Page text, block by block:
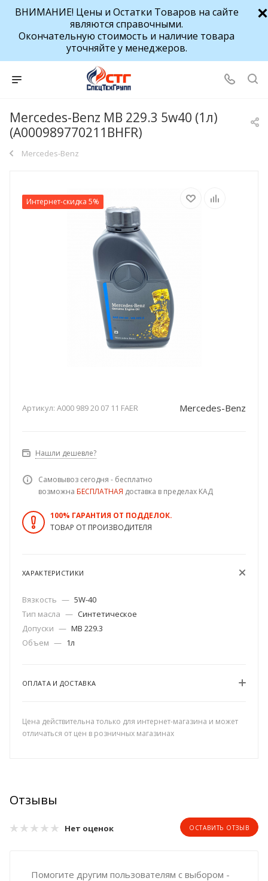
ВНИМАНИЕ! Цены и Остатки Товаров на сайте
являются справочными.
Окончательную стоимость и наличие товара
уточняйте у менеджеров.
Mercedes-Benz MB 229.3 5w40 (1л)
(A000989770211BHFR)
Mercedes-Benz
Интернет-скидка 5%
Артикул: A000 989 20 07 11 FAER Mercedes-Benz
Нашли дешевле?
Самовывоз сегодня - бесплатно
возможна БЕСПЛАТНАЯ доставка в пределах КАД
100% ГАРАНТИЯ ОТ ПОДДЕЛОК.
ТОВАР ОТ ПРОИЗВОДИТЕЛЯ
ХАРАКТЕРИСТИКИ
Вязкость — 5W-40
Тип масла — Синтетическое
Допуски — MB 229.3
Объем — 1л
ОПЛАТА И ДОСТАВКА
Цена действительна только для интернет-магазина и может
отличаться от цен в розничных магазинах
Отзывы
Нет оценок ОСТАВИТЬ ОТЗЫВ
Помогите другим пользователям с выбором -